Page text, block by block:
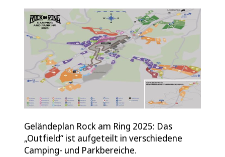
Geländeplan Rock am Ring 2025: Das
„Outfield“ ist aufgeteilt in verschiedene
Camping- und Parkbereiche.